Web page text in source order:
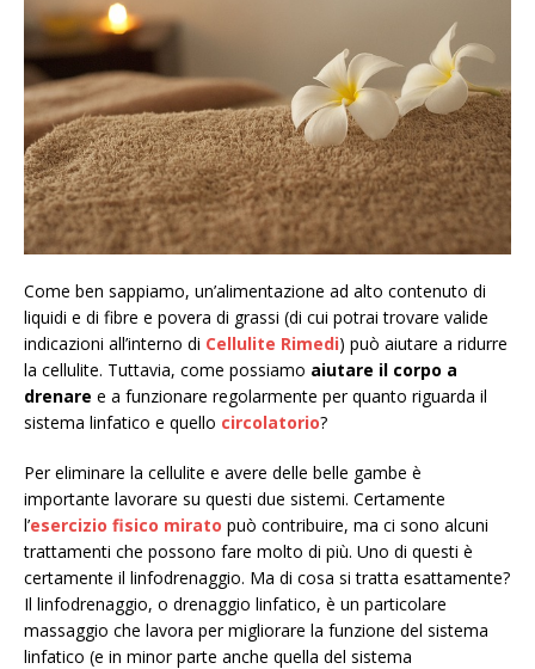
Come ben sappiamo, un’alimentazione ad alto contenuto di
liquidi e di fibre e povera di grassi (di cui potrai trovare valide
indicazioni all’interno di Cellulite Rimedi) può aiutare a ridurre
la cellulite. Tuttavia, come possiamo aiutare il corpo a
drenare e a funzionare regolarmente per quanto riguarda il
sistema linfatico e quello circolatorio?
Per eliminare la cellulite e avere delle belle gambe è
importante lavorare su questi due sistemi. Certamente
l’esercizio fisico mirato può contribuire, ma ci sono alcuni
trattamenti che possono fare molto di più. Uno di questi è
certamente il linfodrenaggio. Ma di cosa si tratta esattamente?
Il linfodrenaggio, o drenaggio linfatico, è un particolare
massaggio che lavora per migliorare la funzione del sistema
linfatico (e in minor parte anche quella del sistema